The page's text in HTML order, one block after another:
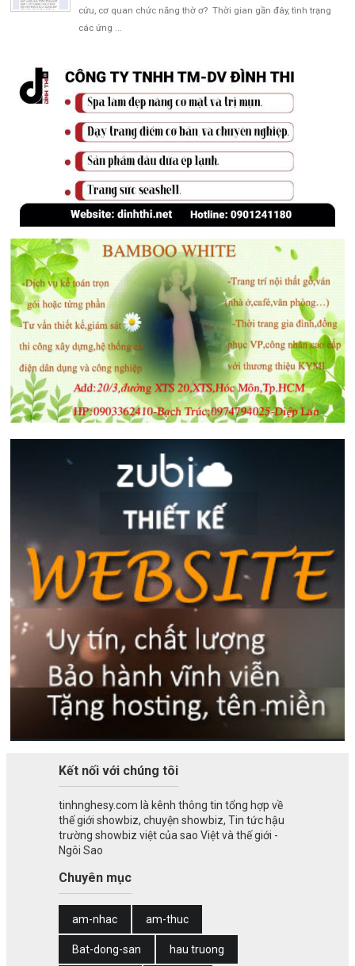
cứu, cơ quan chức năng thờ ơ? Thời gian gần đây, tình trạng
các ứng ...
Kết nối với chúng tôi
tinhnghesy.com là kênh thông tin tổng hợp về
thế giới showbiz, chuyện showbiz, Tin tức hậu
trường showbiz việt của sao Việt và thế giới -
Ngôi Sao
Chuyên mục
am-nhac am-thuc
Bat-dong-san hau truong